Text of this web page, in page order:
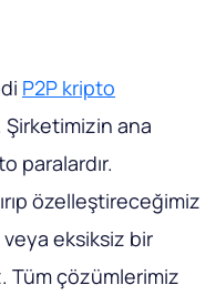
P2P kripto
ana
paralardır.
özelleştireceğimiz
eksiksiz bir
Tüm çözümlerimiz